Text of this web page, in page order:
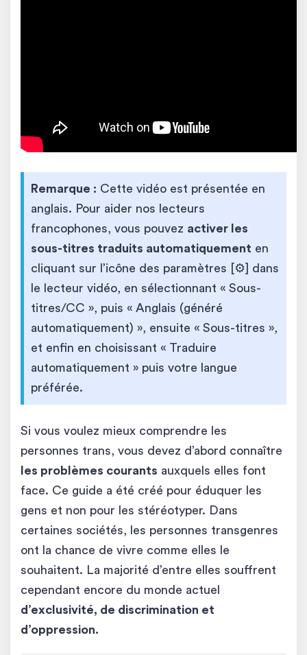
Remarque : Cette vidéo est présentée en
anglais. Pour aider nos lecteurs
francophones, vous pouvez activer les
sous-titres traduits automatiquement en
cliquant sur l’icône des paramètres [⚙️] dans
le lecteur vidéo, en sélectionnant « Sous-
titres/CC », puis « Anglais (généré
automatiquement) », ensuite « Sous-titres »,
et enfin en choisissant « Traduire
automatiquement » puis votre langue
préférée.
Si vous voulez mieux comprendre les
personnes trans, vous devez d’abord connaître
les problèmes courants auxquels elles font
face. Ce guide a été créé pour éduquer les
gens et non pour les stéréotyper. Dans
certaines sociétés, les personnes transgenres
ont la chance de vivre comme elles le
souhaitent. La majorité d’entre elles souffrent
cependant encore du monde actuel
d’exclusivité, de discrimination et
d’oppression.